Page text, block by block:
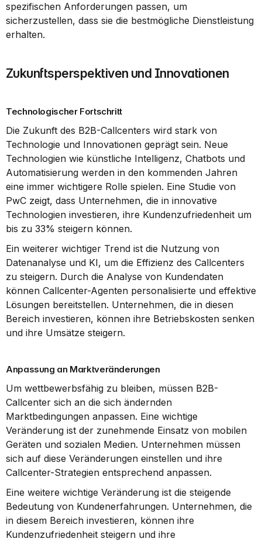
spezifischen Anforderungen passen, um
sicherzustellen, dass sie die bestmögliche Dienstleistung
erhalten.
Zukunftsperspektiven und Innovationen
Technologischer Fortschritt
Die Zukunft des B2B-Callcenters wird stark von
Technologie und Innovationen geprägt sein. Neue
Technologien wie künstliche Intelligenz, Chatbots und
Automatisierung werden in den kommenden Jahren
eine immer wichtigere Rolle spielen. Eine Studie von
PwC zeigt, dass Unternehmen, die in innovative
Technologien investieren, ihre Kundenzufriedenheit um
bis zu 33% steigern können.
Ein weiterer wichtiger Trend ist die Nutzung von
Datenanalyse und KI, um die Effizienz des Callcenters
zu steigern. Durch die Analyse von Kundendaten
können Callcenter-Agenten personalisierte und effektive
Lösungen bereitstellen. Unternehmen, die in diesen
Bereich investieren, können ihre Betriebskosten senken
und ihre Umsätze steigern.
Anpassung an Marktveränderungen
Um wettbewerbsfähig zu bleiben, müssen B2B-
Callcenter sich an die sich ändernden
Marktbedingungen anpassen. Eine wichtige
Veränderung ist der zunehmende Einsatz von mobilen
Geräten und sozialen Medien. Unternehmen müssen
sich auf diese Veränderungen einstellen und ihre
Callcenter-Strategien entsprechend anpassen.
Eine weitere wichtige Veränderung ist die steigende
Bedeutung von Kundenerfahrungen. Unternehmen, die
in diesem Bereich investieren, können ihre
Kundenzufriedenheit steigern und ihre